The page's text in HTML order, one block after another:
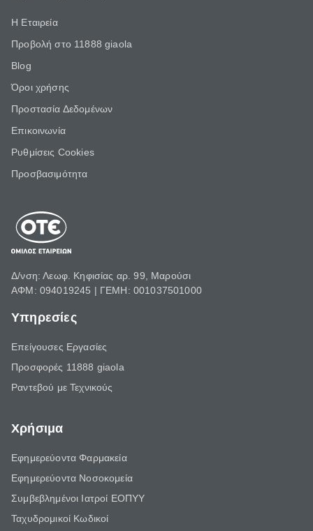
Η Εταιρεία
Προβολή στο 11888 giaola
Blog
Όροι χρήσης
Προστασία Δεδομένων
Επικοινωνία
Ρυθμίσεις Cookies
Προσβασιμότητα
Δ/νση: Λεωφ. Κηφισίας αρ. 99, Μαρούσι
ΑΦΜ: 094019245 | ΓΕΜΗ: 001037501000
Υπηρεσίες
Επείγουσες Εργασίες
Προσφορές 11888 giaola
Ραντεβού με Τεχνικούς
Χρήσιμα
Εφημερεύοντα Φαρμακεία
Εφημερεύοντα Νοσοκομεία
Συμβεβλημένοι Ιατροί ΕΟΠΥΥ
Ταχυδρομικοί Κωδικοί